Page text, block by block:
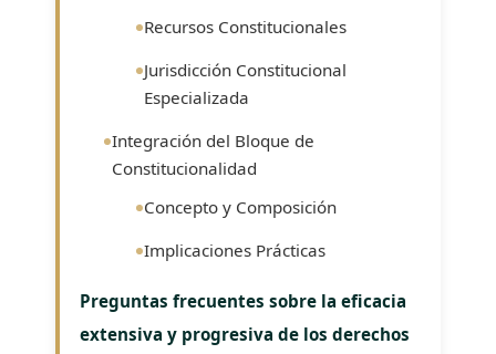
Recursos Constitucionales
Jurisdicción Constitucional
Especializada
Integración del Bloque de
Constitucionalidad
Concepto y Composición
Implicaciones Prácticas
Preguntas frecuentes sobre la eficacia
extensiva y progresiva de los derechos